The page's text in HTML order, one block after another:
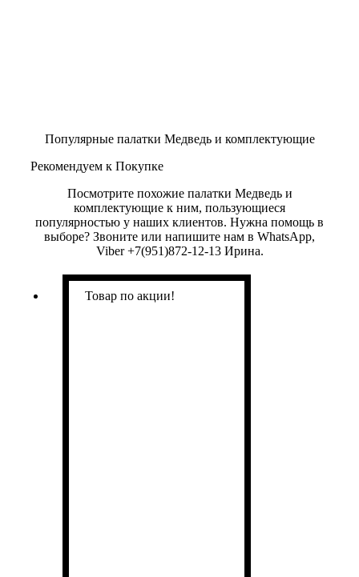
Популярные палатки Медведь и комплектующие
Рекомендуем к Покупке
Посмотрите похожие палатки Медведь и
комплектующие к ним, пользующиеся
популярностью у наших клиентов. Нужна помощь в
выборе? Звоните или напишите нам в WhatsApp,
Viber +7(951)872-12-13 Ирина.
Товар по акции!